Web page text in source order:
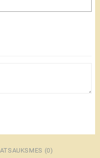
ATSAUKSMES (0)